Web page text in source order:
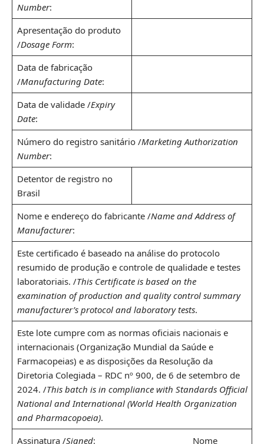
Number:
Apresentação do produto
/Dosage Form:
Data de fabricação
/Manufacturing Date:
Data de validade /Expiry
Date:
Número do registro sanitário /Marketing Authorization
Number:
Detentor de registro no
Brasil
Nome e endereço do fabricante /Name and Address of
Manufacturer:
Este certificado é baseado na análise do protocolo
resumido de produção e controle de qualidade e testes
laboratoriais. /This Certificate is based on the
examination of production and quality control summary
manufacturer’s protocol and laboratory tests.
Este lote cumpre com as normas oficiais nacionais e
internacionais (Organização Mundial da Saúde e
Farmacopeias) e as disposições da Resolução da
Diretoria Colegiada – RDC nº 900, de 6 de setembro de
2024. /This batch is in compliance with Standards Official
National and International (World Health Organization
and Pharmacopoeia).
Assinatura /Signed: _______________________Nome